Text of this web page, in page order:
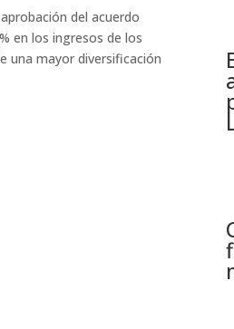
del acuerdo
en los ingresos de los
una mayor diversificación